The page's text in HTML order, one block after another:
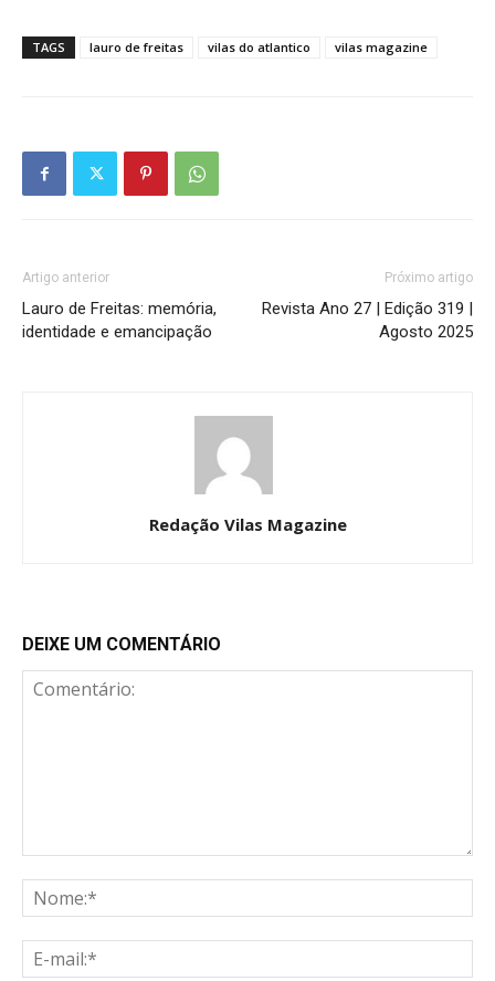
TAGS lauro de freitas vilas do atlantico vilas magazine
Artigo anterior
Lauro de Freitas: memória,
identidade e emancipação
Próximo artigo
Revista Ano 27 | Edição 319 |
Agosto 2025
Redação Vilas Magazine
DEIXE UM COMENTÁRIO